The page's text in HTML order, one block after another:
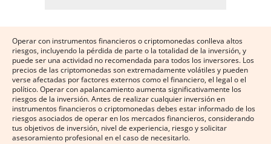
Operar con instrumentos financieros o criptomonedas conlleva altos
riesgos, incluyendo la pérdida de parte o la totalidad de la inversión, y
puede ser una actividad no recomendada para todos los inversores. Los
precios de las criptomonedas son extremadamente volátiles y pueden
verse afectadas por factores externos como el financiero, el legal o el
político. Operar con apalancamiento aumenta significativamente los
riesgos de la inversión. Antes de realizar cualquier inversión en
instrumentos financieros o criptomonedas debes estar informado de los
riesgos asociados de operar en los mercados financieros, considerando
tus objetivos de inversión, nivel de experiencia, riesgo y solicitar
asesoramiento profesional en el caso de necesitarlo.